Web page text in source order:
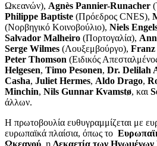
Ωκεανών), Agnès Pannier-Runacher
Philippe Baptiste (Πρόεδρος CNES),
(Νορβηγικό Κοινοβούλιο), Niels
Salvador Malheiro (Πορτογαλία),
Serge Wilmes (Λουξεμβούργο), Franz
Peter Thomson (Ειδικός
Helgesen, Timo Pesonen, Dr. Delilah
Casha, Juliet Hermes, Aldo Drago,
Minchin, Nils Gunnar Kvamstø, και
άλλων.
Η πρωτοβουλία ευθυγραμμίζεται με
ευρωπαϊκά πλαίσια, όπως το
Ωκεανού, η Δεκαετία των Ηνωμένων